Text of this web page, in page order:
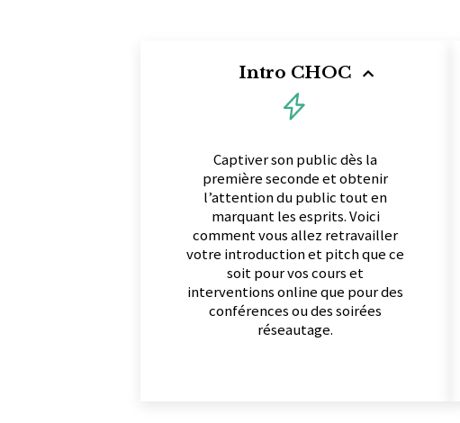
Intro CHOC
Captiver son public dès la
première seconde et obtenir
l’attention du public tout en
marquant les esprits. Voici
comment vous allez retravailler
votre introduction et pitch que ce
soit pour vos cours et
interventions online que pour des
conférences ou des soirées
réseautage.